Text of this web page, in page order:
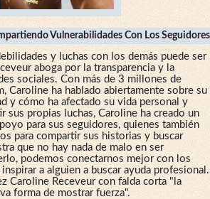
Vulnerabilidades Con Los Seguidores
y luchas con los demás puede ser
aboga por la transparencia y la
sociales. Con más de 3 millones de
Caroline ha hablado abiertamente sobre su
y cómo ha afectado su vida personal y
sus propias luchas, Caroline ha creado un
para sus seguidores, quienes también
para compartir sus historias y buscar
que no hay nada de malo en ser
podemos conectarnos mejor con los
a alguien a buscar ayuda profesional.
Caroline Receveur con falda corta "la
forma de mostrar fuerza".